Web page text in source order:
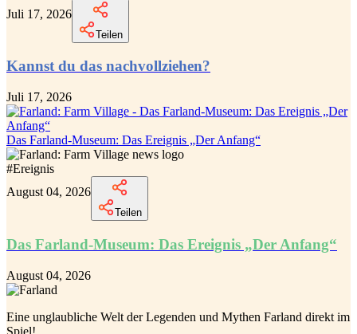
Juli 17, 2026
Teilen
Kannst du das nachvollziehen?
Juli 17, 2026
Das Farland-Museum: Das Ereignis „Der Anfang“
#Ereignis
August 04, 2026
Teilen
Das Farland-Museum: Das Ereignis „Der Anfang“
August 04, 2026
Eine unglaubliche Welt der Legenden und Mythen Farland direkt im
Spiel!